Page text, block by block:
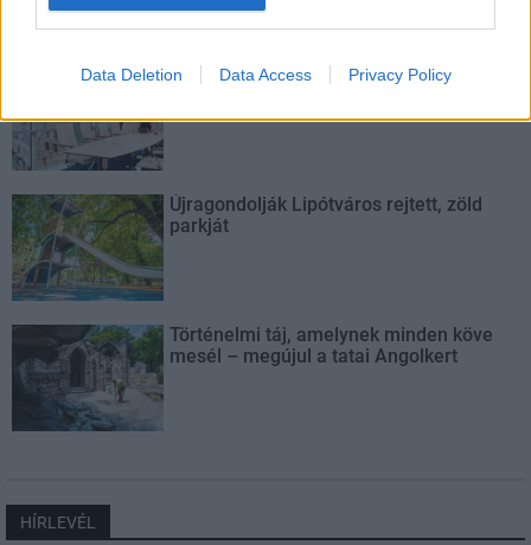
Data Deletion Data Access Privacy Policy
Nem az üres, hanem az okosan működő
Újragondolják Lipótváros rejtett, zöld
parkját
Történelmi táj, amelynek minden köve
mesél – megújul a tatai Angolkert
HÍRLEVÉL